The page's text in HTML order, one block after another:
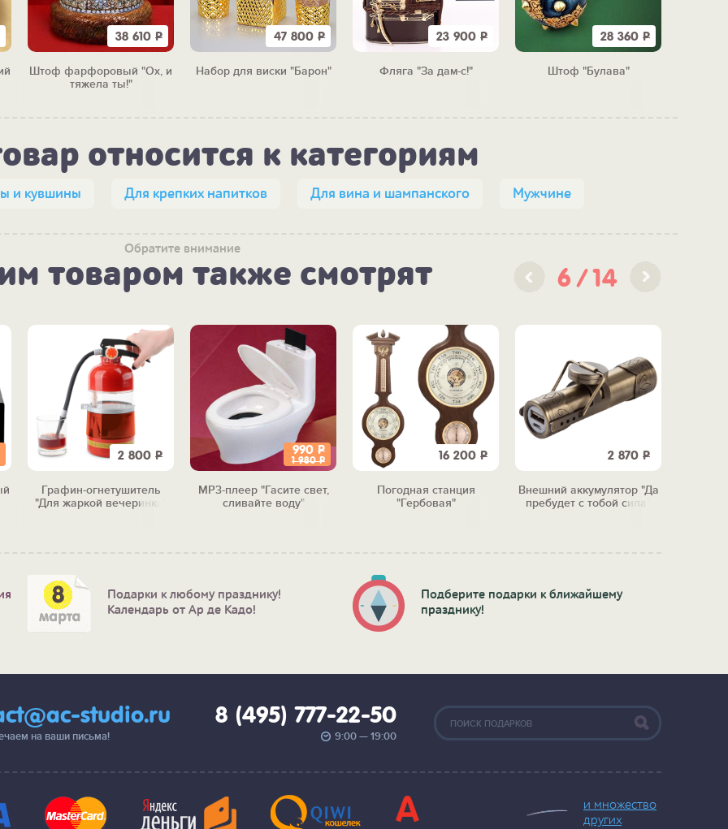
38 610 Р
Штоф фарфоровый "Ох, и
тяжела ты!"
47 800 Р
Набор для виски "Барон"
23 900 Р
Фляга "За дам-с!"
28 360 Р
Штоф "Булава"
относится к категориям
и кувшины Для крепких напитков Для вина и шампанского Мужчине
Обратите внимание
товаром также смотрят 6 14
2 800 Р
Графин-огнетушитель
"Для жаркой вечеринки"
990 Р
1 980Р
MP3-плеер "Гасите свет,
сливайте воду"
16 200 Р
Погодная станция
"Гербовая"
2 870 Р
Внешний аккумулятор "Да
пребудет с тобой сила"
Подарки к любому празднику!
Календарь от Ар де Кадо!
Подберите подарки к ближайшему
празднику!
studio.ru
на ваши письма!
8 (495) 777-22-50
9:00 — 19:00
и множество
других